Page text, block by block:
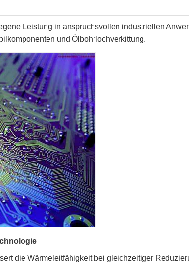
Leistung in anspruchsvollen industriellen
und Ölbohrlochverkittung.
die Wärmeleitfähigkeit bei gleichzeitiger